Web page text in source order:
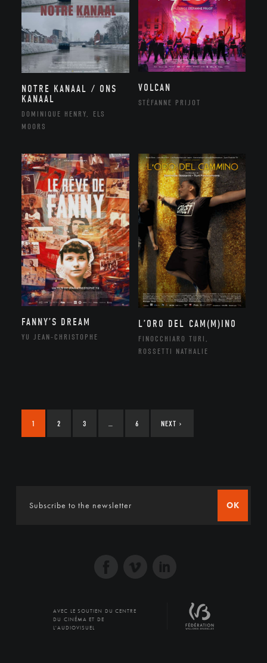
NOTRE KANAAL / ONS
KANAAL
DOMINIQUE HENRY, ELS
MOORS
VOLCAN
STÉFANNE PRIJOT
FANNY’S DREAM
YU JEAN-CHRISTOPHE
L’ORO DEL CAM(M)INO
FINOCCHIARO TURI,
ROSSETTI NATHALIE
1 2 3 6 NEXT ›
OK
AVEC LE SOUTIEN DU CENTRE
DU CINÉMA ET DE
L'AUDIOVISUEL